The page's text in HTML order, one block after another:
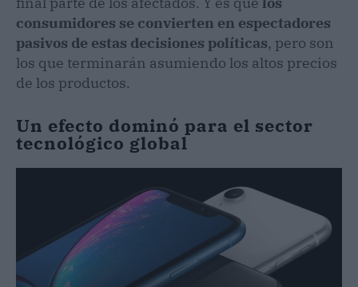
consumidores se convierten en espectadores
pasivos de estas decisiones políticas, pero son
los que terminarán asumiendo los altos precios
de los productos.
Un efecto dominó para el sector
tecnológico global